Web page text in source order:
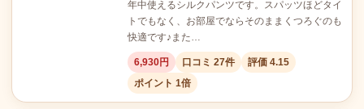
年中使えるシルクパンツです。スパッツほどタイ
トでもなく、お部屋でならそのままくつろぐのも
快適です♪また…
6,930円 口コミ 27件
評価 4.15
ポイント 1倍